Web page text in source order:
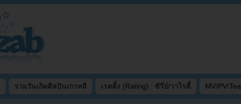
รวมวันเกิดศิลปินเกาหลี เรตติ้ง (Rating) : ซีรี่ย์/วาไรตี้ MV/PV/